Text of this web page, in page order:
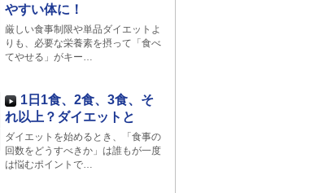
やすい体に！
厳しい食事制限や単品ダイエットよ
りも、必要な栄養素を摂って「食べ
てやせる」がキー…
1日1食、2食、3食、そ
れ以上？ダイエットと
ダイエットを始めるとき、「食事の
回数をどうすべきか」は誰もが一度
は悩むポイントで…